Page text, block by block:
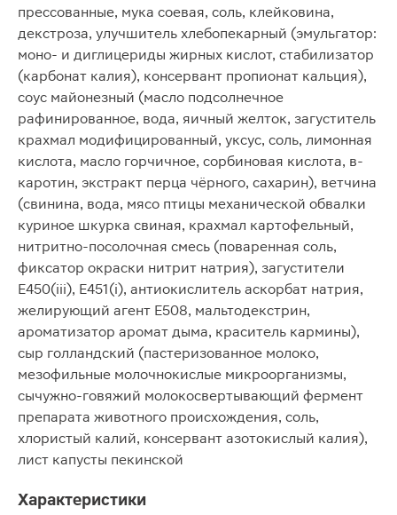
прессованные, мука соевая, соль, клейковина,
декстроза, улучшитель хлебопекарный (эмульгатор:
моно- и диглицериды жирных кислот, стабилизатор
(карбонат калия), консервант пропионат кальция),
соус майонезный (масло подсолнечное
рафинированное, вода, яичный желток, загуститель
крахмал модифицированный, уксус, соль, лимонная
кислота, масло горчичное, сорбиновая кислота, в-
каротин, экстракт перца чёрного, сахарин), ветчина
(свинина, вода, мясо птицы механической обвалки
куриное шкурка свиная, крахмал картофельный,
нитритно-посолочная смесь (поваренная соль,
фиксатор окраски нитрит натрия), загустители
Е450(iii), Е451(i), антиокислитель аскорбат натрия,
желирующий агент Е508, мальтодекстрин,
ароматизатор аромат дыма, краситель кармины),
сыр голландский (пастеризованное молоко,
мезофильные молочнокислые микроорганизмы,
сычужно-говяжий молокосвертывающий фермент
препарата животного происхождения, соль,
хлористый калий, консервант азотокислый калия),
лист капусты пекинской
Характеристики